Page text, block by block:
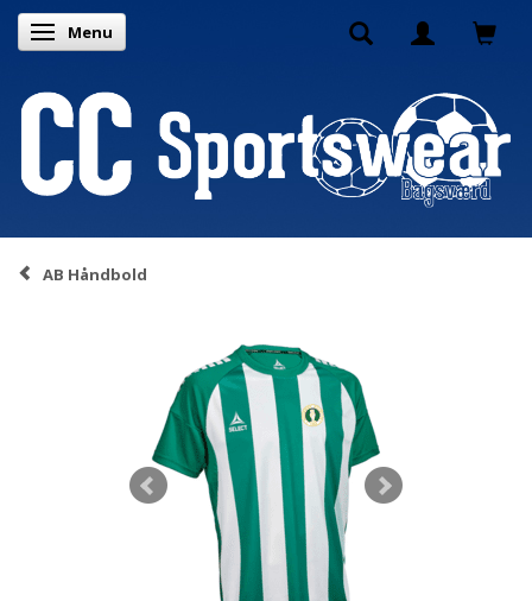
Toggle navigation
Menu
AB Håndbold